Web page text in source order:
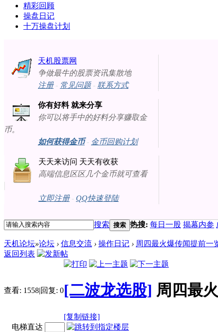
精彩回顾
操盘日记
十万操盘计划
天机股票网
争做最牛的股票资讯集散地
注册- 常见问题- 联系方式
你有好料 就来分享
你可以将手中的好料分享赚取金
币。
如何获得金币- 金币回购计划
天天来访问 天天有收获
高端信息区区几个金币就可查看
立即注册- QQ快速登陆
搜索 搜索 热搜: 每日一股 揭幕内参
天机论坛»论坛 › 信息交流 › 操作日记 › 周四最火爆传闻提前一
返回列表
查看: 1558|回复: 0[二波龙选股] 周四最
[复制链接]
电梯直达